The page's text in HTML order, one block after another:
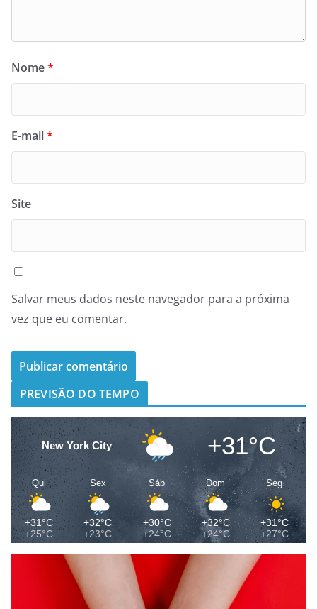
Nome*
E-mail*
Site
Salvar meus dados neste navegador para a próxima
vez que eu comentar.
PREVISÃO DO TEMPO
New York City +31°C
Qui
+31°C
+25°C
Sex
+32°C
+23°C
Sáb
+30°C
+24°C
Dom
+32°C
+24°C
Seg
+31°C
+27°C